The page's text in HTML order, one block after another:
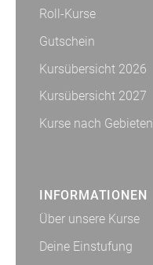
Roll-Kurse
Gutschein
Kursübersicht 2026
Kursübersicht 2027
Kurse nach Gebieten
INFORMATIONEN
Über unsere Kurse
Deine Einstufung